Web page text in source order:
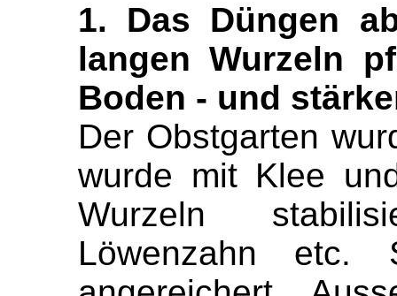
1. Das Düngen
langen Wurzeln
Boden - und
Der Obstgarten
wurde mit Klee
Wurzeln
Löwenzahn